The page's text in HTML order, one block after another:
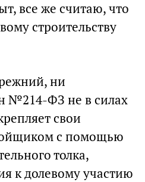
все же считаю, что
строительству
ни
№214-ФЗ не в силах
свои
с помощью
толка,
к долевому участию